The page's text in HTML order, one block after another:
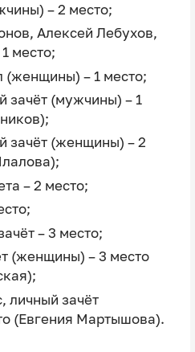
– 2 место;
Алексей Лебухов,
место;
– 1 место;
зачёт (мужчины) – 1
зачёт (женщины) – 2
– 2 место;
– 3 место;
(женщины) – 3 место
личный зачёт
(Евгения Мартышова).